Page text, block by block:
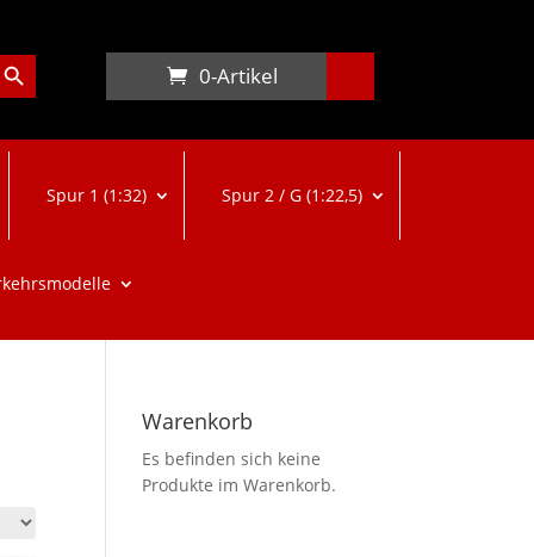
Button
0-Artikel
Spur 1 (1:32) Spur 2 / G (1:22,5)
Warenkorb
Es befinden sich keine
Produkte im Warenkorb.